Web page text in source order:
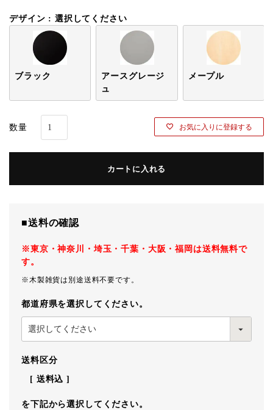
デザイン 選択してください
ブラック
アースグレージ
ュ
メープル
お気に入りに登録する
カートに入れる
■送料の確認
※東京・神奈川・埼玉・千葉・大阪・福岡は送料無料で
す。
※木製雑貨は別途送料不要です。
都道府県を選択してください。
送料区分
送料込
を下記から選択してください。